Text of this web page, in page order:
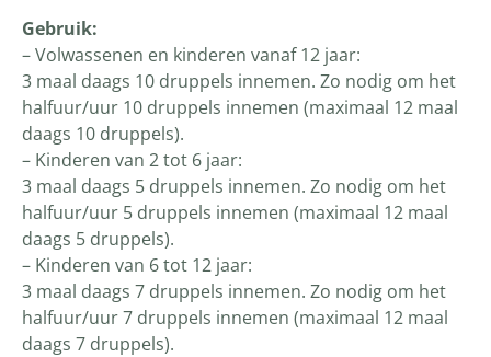
Gebruik:
– Volwassenen en kinderen vanaf 12 jaar:
3 maal daags 10 druppels innemen. Zo nodig om het
halfuur/uur 10 druppels innemen (maximaal 12 maal
daags 10 druppels).
– Kinderen van 2 tot 6 jaar:
3 maal daags 5 druppels innemen. Zo nodig om het
halfuur/uur 5 druppels innemen (maximaal 12 maal
daags 5 druppels).
– Kinderen van 6 tot 12 jaar:
3 maal daags 7 druppels innemen. Zo nodig om het
halfuur/uur 7 druppels innemen (maximaal 12 maal
daags 7 druppels).